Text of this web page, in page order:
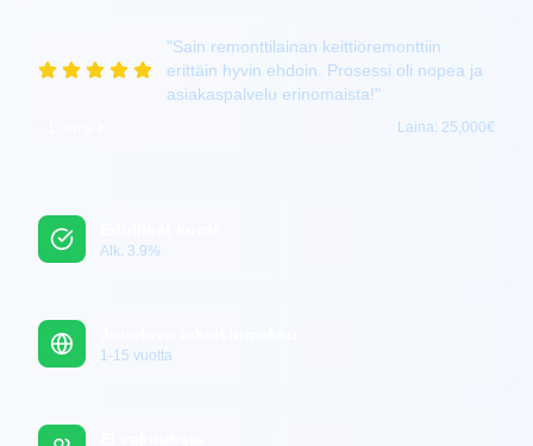
"Sain remonttilainan keittiöremonttiin
erittäin hyvin ehdoin. Prosessi oli nopea ja
asiakaspalvelu erinomaista!"
Laina: 25,000€
Alk. 3.9%
1-15 vuotta